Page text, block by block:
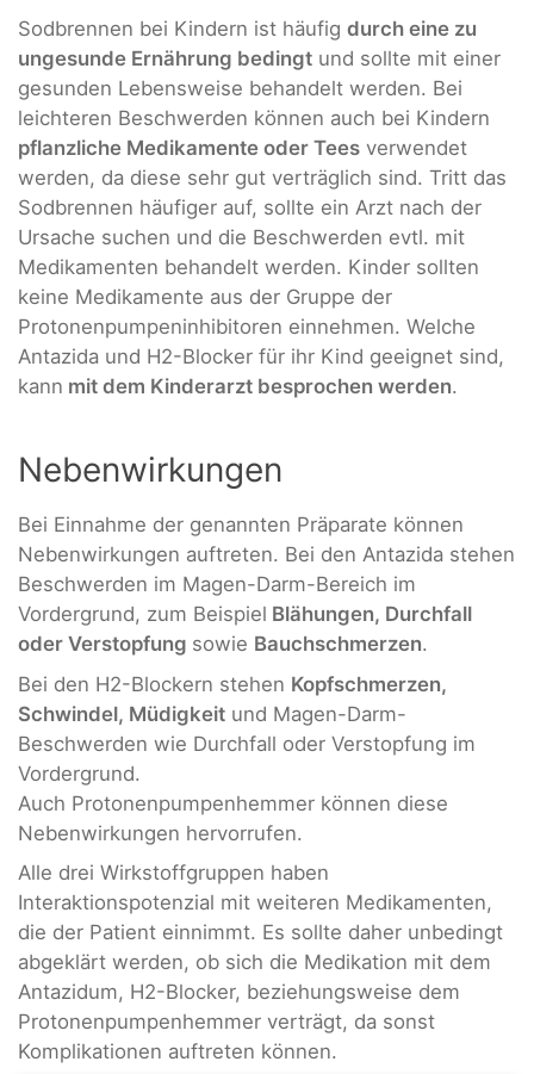
Sodbrennen bei Kindern ist häufig durch eine zu
ungesunde Ernährung bedingt und sollte mit einer
gesunden Lebensweise behandelt werden. Bei
leichteren Beschwerden können auch bei Kindern
pflanzliche Medikamente oder Tees verwendet
werden, da diese sehr gut verträglich sind. Tritt das
Sodbrennen häufiger auf, sollte ein Arzt nach der
Ursache suchen und die Beschwerden evtl. mit
Medikamenten behandelt werden. Kinder sollten
keine Medikamente aus der Gruppe der
Protonenpumpeninhibitoren einnehmen. Welche
Antazida und H2-Blocker für ihr Kind geeignet sind,
kann mit dem Kinderarzt besprochen werden.
Nebenwirkungen
Bei Einnahme der genannten Präparate können
Nebenwirkungen auftreten. Bei den Antazida stehen
Beschwerden im Magen-Darm-Bereich im
Vordergrund, zum Beispiel Blähungen, Durchfall
oder Verstopfung sowie Bauchschmerzen.
Bei den H2-Blockern stehen Kopfschmerzen,
Schwindel, Müdigkeit und Magen-Darm-
Beschwerden wie Durchfall oder Verstopfung im
Vordergrund.
Auch Protonenpumpenhemmer können diese
Nebenwirkungen hervorrufen.
Alle drei Wirkstoffgruppen haben
Interaktionspotenzial mit weiteren Medikamenten,
die der Patient einnimmt. Es sollte daher unbedingt
abgeklärt werden, ob sich die Medikation mit dem
Antazidum, H2-Blocker, beziehungsweise dem
Protonenpumpenhemmer verträgt, da sonst
Komplikationen auftreten können.